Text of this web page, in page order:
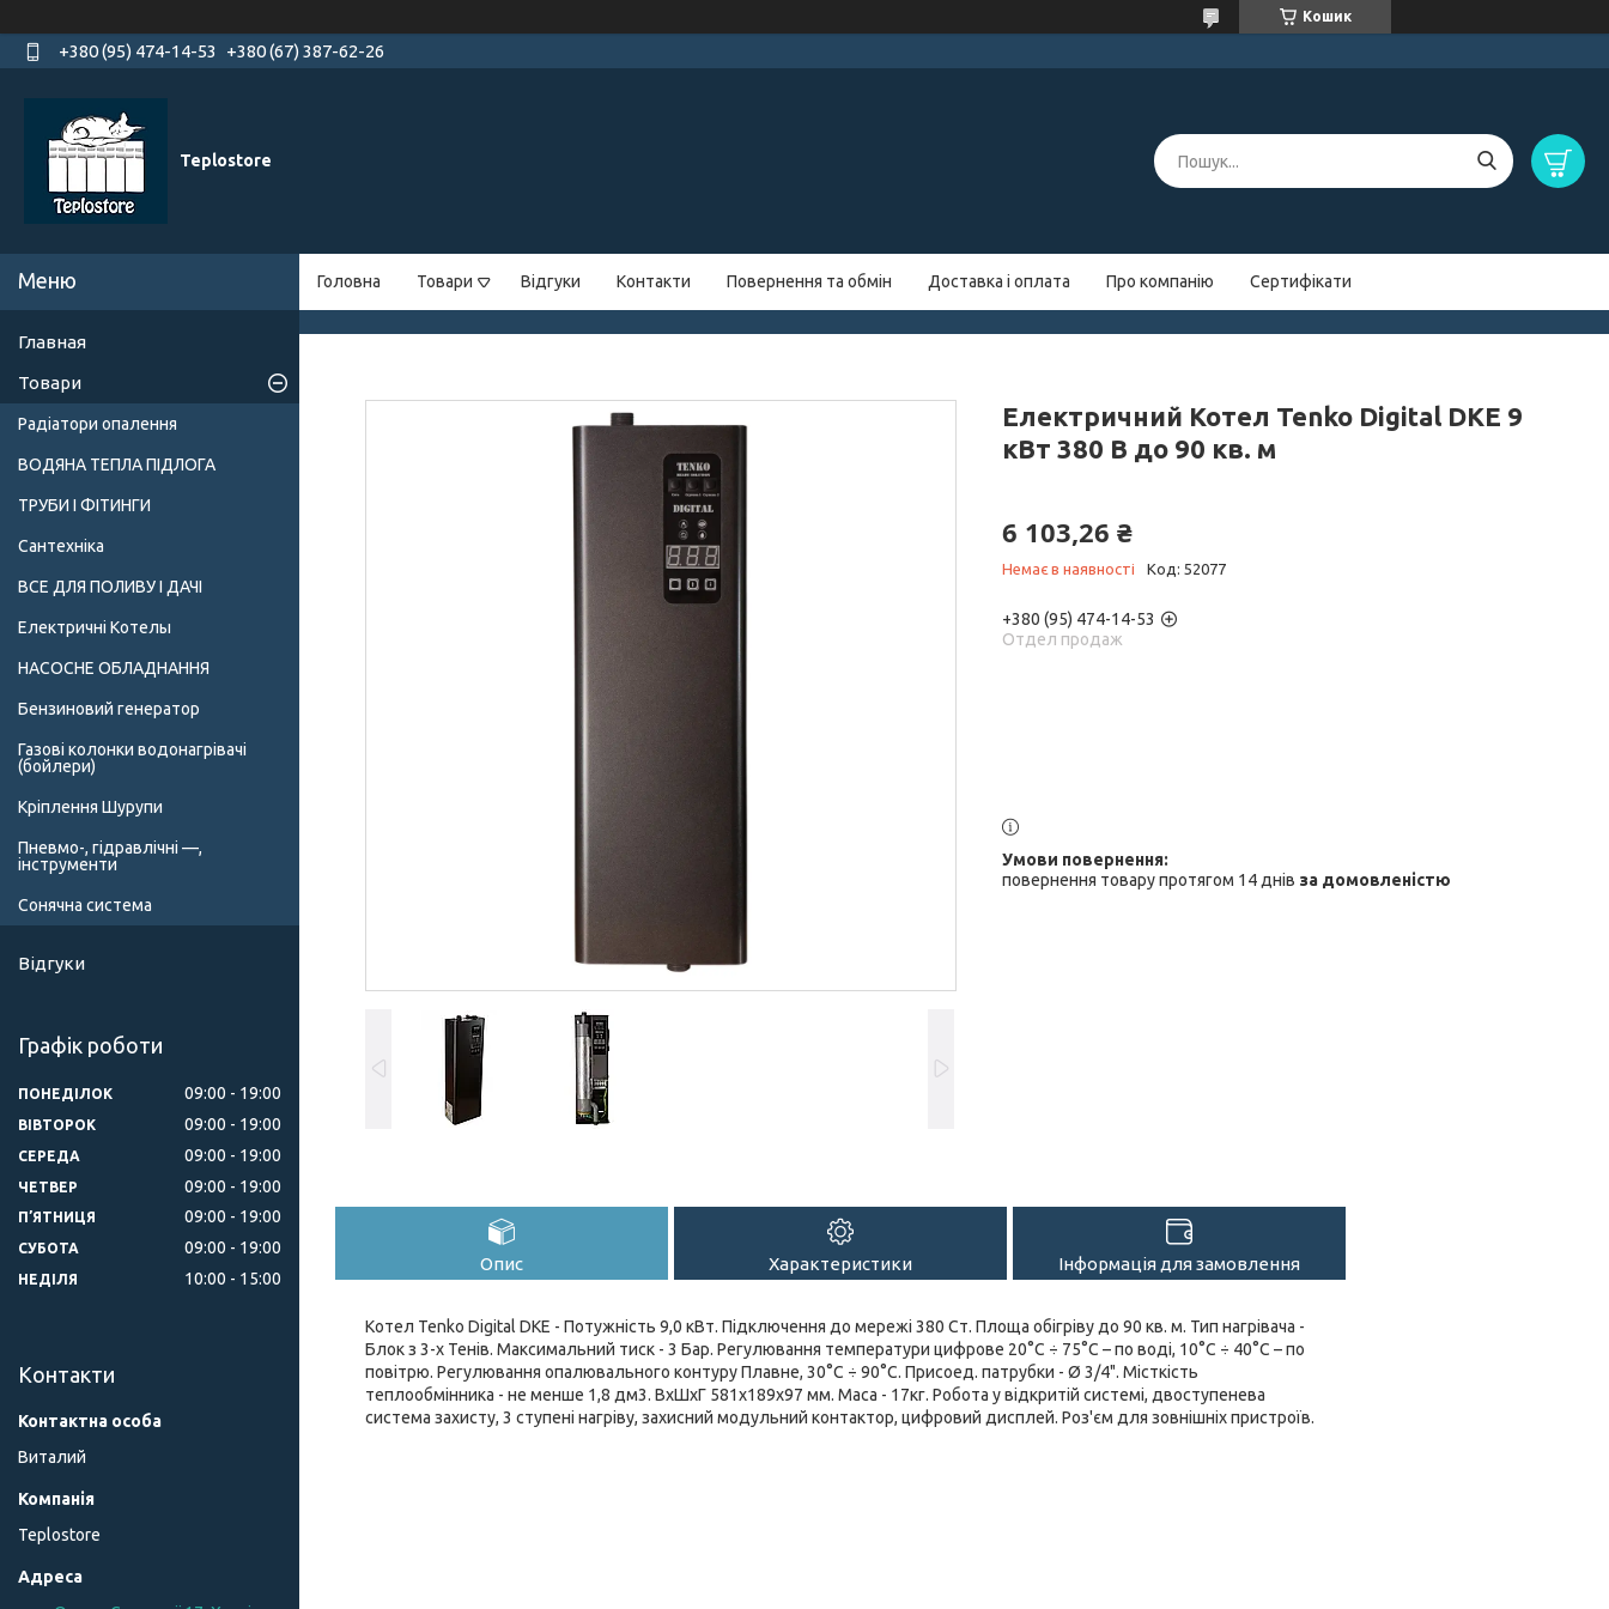
Кошик
+380 (95) 474-14-53 +380 (67) 387-62-26
Teplostore
Головна Товари Відгуки Контакти Повернення та обмін Доставка і оплата Про компанію Сертифікати
Електричний Котел Tenko Digital DKE 9
кВт 380 В до 90 кв. м
6 103,26 ₴
Немає в наявності Код: 52077
+380 (95) 474-14-53
Отдел продаж
повернення товару протягом 14 днів за домовленістю
Опис Характеристики Інформація для замовлення
Котел Tenko Digital DKE - Потужність 9,0 кВт. Підключення до мережі 380 Ст. Площа обігріву до 90 кв. м. Тип нагрівача -
Блок з 3-х Тенів. Максимальний тиск - 3 Бар. Регулювання температури цифрове 20°C ÷ 75°C – по воді, 10°C ÷ 40°C – по
повітрю. Регулювання опалювального контуру Плавне, 30°C ÷ 90°C. Присоед. патрубки - Ø 3/4". Місткість
теплообмінника - не менше 1,8 дм3. ВхШхГ 581х189х97 мм. Маса - 17кг. Робота у відкритій системі, двоступенева
система захисту, 3 ступені нагріву, захисний модульний контактор, цифровий дисплей. Роз'єм для зовнішніх пристроїв.
Главная
Товари
Радіатори опалення
ВОДЯНА ТЕПЛА ПІДЛОГА
ТРУБИ І ФІТИНГИ
Сантехніка
ВСЕ ДЛЯ ПОЛИВУ І ДАЧІ
Електричні Котелы
НАСОСНЕ ОБЛАДНАННЯ
Бензиновий генератор
Газові колонки водонагрівачі
(бойлери)
Кріплення Шурупи
Пневмо-, гідравлічні —,
інструменти
Сонячна система
Відгуки
Графік роботи
ПОНЕДІЛОК 09:00 19:00
ВІВТОРОК 09:00 19:00
СЕРЕДА 09:00 19:00
ЧЕТВЕР 09:00 19:00
ПʼЯТНИЦЯ 09:00 19:00
СУБОТА 09:00 19:00
НЕДІЛЯ 10:00 15:00
Контакти
Виталий
Teplostore